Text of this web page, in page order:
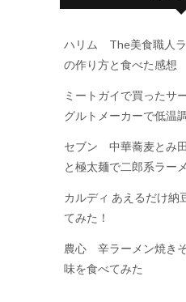
ハリム The美食職人ラ
の作り方と食べた感想
ミートガイで買ったサ
グルトメーカーで低温
セブン 中華蕎麦とみ
と極太麺で二郎系ラー
カルディ あえるだけ納
てみた！
農心 辛ラーメン焼き
味を食べてみた